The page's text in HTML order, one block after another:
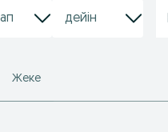
Жеке